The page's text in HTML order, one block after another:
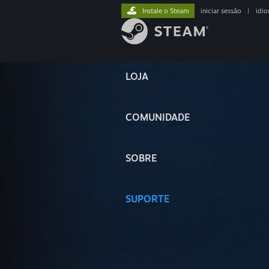
LOJA
COMUNIDADE
SOBRE
SUPORTE
Instale o Steam iniciar sessão